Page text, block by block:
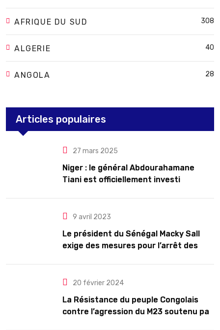
AFRIQUE DU SUD 308
ALGERIE 40
ANGOLA 28
Articles populaires
27 mars 2025
Niger : le général Abdourahamane
Tiani est officiellement investi
9 avril 2023
Le président du Sénégal Macky Sall
exige des mesures pour l’arrêt des
20 février 2024
La Résistance du peuple Congolais
contre l’agression du M23 soutenu par